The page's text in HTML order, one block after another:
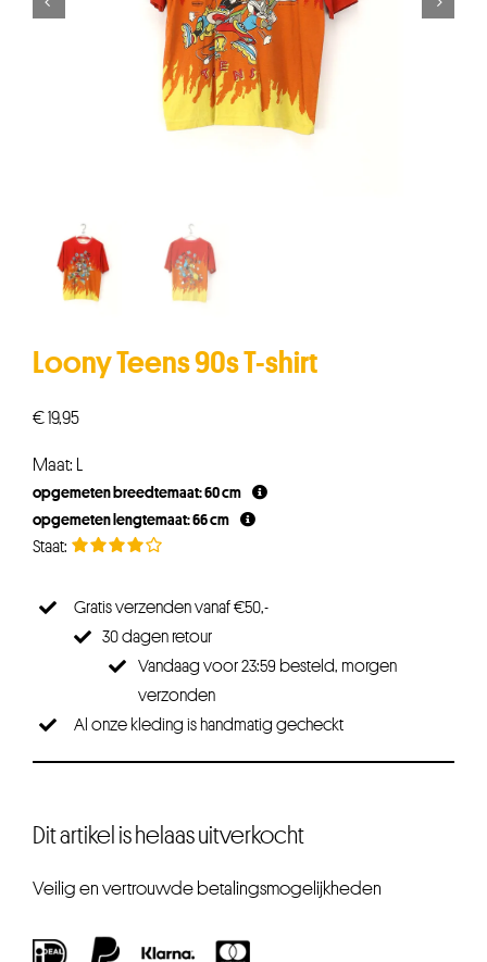
Loony Teens 90s T-shirt
€19,95
Maat: L
opgemeten breedtemaat: 60 cm
opgemeten lengtemaat: 66 cm
Gratis verzenden vanaf €50,-
30 dagen retour
Vandaag voor 23:59 besteld, morgen
verzonden
Al onze kleding is handmatig gecheckt
Dit artikel is helaas uitverkocht
Veilig en vertrouwde betalingsmogelijkheden